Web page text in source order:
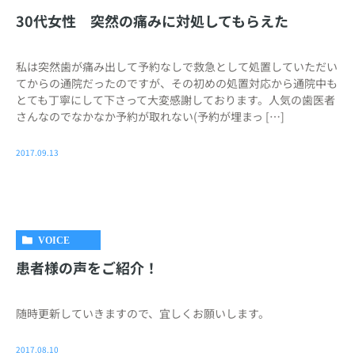
30代女性 突然の痛みに対処してもらえた
私は突然歯が痛み出して予約なしで救急として処置していただい
てからの通院だったのですが、その初めの処置対応から通院中も
とても丁寧にして下さって大変感謝しております。人気の歯医者
さんなのでなかなか予約が取れない(予約が埋まっ […]
2017.09.13
VOICE
患者様の声をご紹介！
随時更新していきますので、宜しくお願いします。
2017.08.10